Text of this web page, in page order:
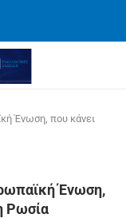
Ένωση, που κάνει
Ένωση,
Ρωσία